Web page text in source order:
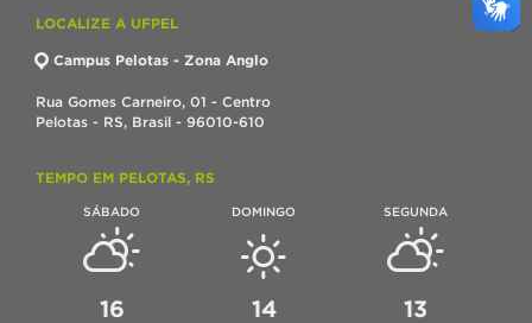
LOCALIZE A UFPEL
Campus Pelotas - Zona Anglo
Rua Gomes Carneiro, 01 - Centro
Pelotas - RS, Brasil - 96010-610
TEMPO EM PELOTAS, RS
SÁBADO
16
DOMINGO
14
SEGUNDA
13